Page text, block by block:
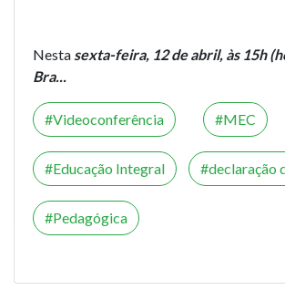
Nesta sexta-feira, 12 de abril, às 15h
Bra...
Videoconferência MEC
Educação Integral declaração
Pedagógica